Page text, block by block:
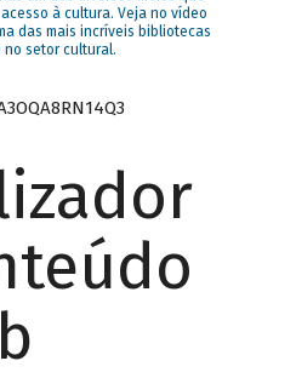
à cultura. Veja no vídeo
das mais incríveis bibliotecas
no setor cultural.